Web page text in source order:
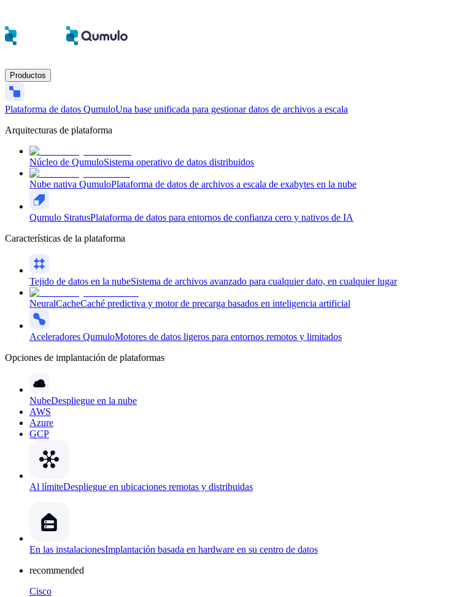
Productos
Plataforma de datos QumuloUna base unificada para gestionar datos de archivos a escala
Arquitecturas de plataforma
Núcleo de QumuloSistema operativo de datos distribuidos
Nube nativa QumuloPlataforma de datos de archivos a escala de exabytes en la nube
Qumulo StratusPlataforma de datos para entornos de confianza cero y nativos de IA
Características de la plataforma
Tejido de datos en la nubeSistema de archivos avanzado para cualquier dato, en cualquier lugar
NeuralCacheCaché predictiva y motor de precarga basados en inteligencia artificial
Aceleradores QumuloMotores de datos ligeros para entornos remotos y limitados
Opciones de implantación de plataformas
NubeDespliegue en la nube
AWS
Azure
GCP
Al límiteDespliegue en ubicaciones remotas y distribuidas
En las instalacionesImplantación basada en hardware en su centro de datos
recommended
Cisco